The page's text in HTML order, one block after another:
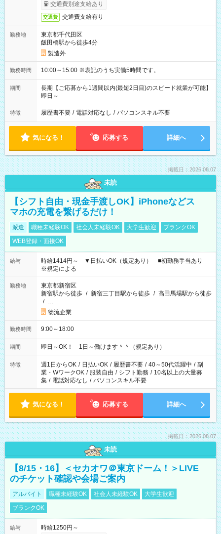
交通費別途支給あり
交通費 交通費支給有り
勤務地
東京都千代田区
飯田橋駅から徒歩4分
製造外
勤務時間 10:00～15:00 ※表記のうち実働5時間です。
期間
長期【ご応募から1週間以内(最短2日目)のスピード就業が可能】
即日～
特徴 履歴書不要 / 電話対応なし / パソコンスキル不要
気になる！ 応募する 詳細へ
掲載日：2026.08.07
未読
【シフト自由・現金手渡しOK】iPhoneなどス
マホの充電を繋げるだけ！
派遣 職種未経験OK 社会人未経験OK 大学生歓迎
ブランクOK
WEB登録・面接OK
給与
時給1414円～ ▼日払いOK（規定あり） ■初勤務手当あり
※規定による
勤務地
東京都新宿区
新宿駅から徒歩 / 新宿三丁目駅から徒歩 / 高田馬場駅から徒歩
/ …
物流企業
勤務時間 9:00～18:00
期間 即日～OK！ 1日～働けます＾＾（規定あり）
特徴 週1日からOK / 日払いOK / 履歴書不要 / 40～50代活躍中 / 副
業・WワークOK / 服装自由 / シフト勤務 / 10名以上の大量募
集 / 電話対応なし / パソコンスキル不要
気になる！ 応募する 詳細へ
掲載日：2026.08.07
未読
【8/15・16】＜セカオワ＠東京ドーム！＞LIVE
のチケット確認や会場ご案内
アルバイト 職種未経験OK 社会人未経験OK
大学生歓迎
ブランクOK
給与 時給1250円～